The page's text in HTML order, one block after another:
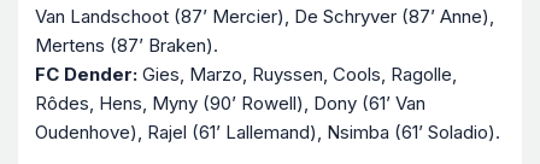
Van Landschoot (87’ Mercier), De Schryver (87’ Anne),
Mertens (87’ Braken).
FC Dender: Gies, Marzo, Ruyssen, Cools, Ragolle,
Rôdes, Hens, Myny (90’ Rowell), Dony (61’ Van
Oudenhove), Rajel (61’ Lallemand), Nsimba (61’ Soladio).